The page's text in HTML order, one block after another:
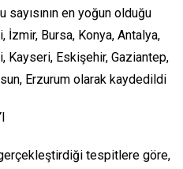
sayısının en yoğun olduğu
İzmir, Bursa, Konya, Antalya,
Kayseri, Eskişehir, Gaziantep,
Erzurum olarak kaydedildi
gerçekleştirdiği tespitlere göre,